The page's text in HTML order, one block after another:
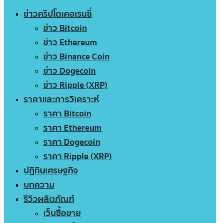
ข่าวคริปโตเคอเรนซี่
ข่าว Bitcoin
ข่าว Ethereum
ข่าว Binance Coin
ข่าว Dogecoin
ข่าว Ripple (XRP)
ราคาและการวิเคราะห์
ราคา Bitcoin
ราคา Ethereum
ราคา Dogecoin
ราคา Ripple (XRP)
ปฏิทินเศรษฐกิจ
บทความ
รีวิวผลิตภัณฑ์
เว็บซื้อขาย